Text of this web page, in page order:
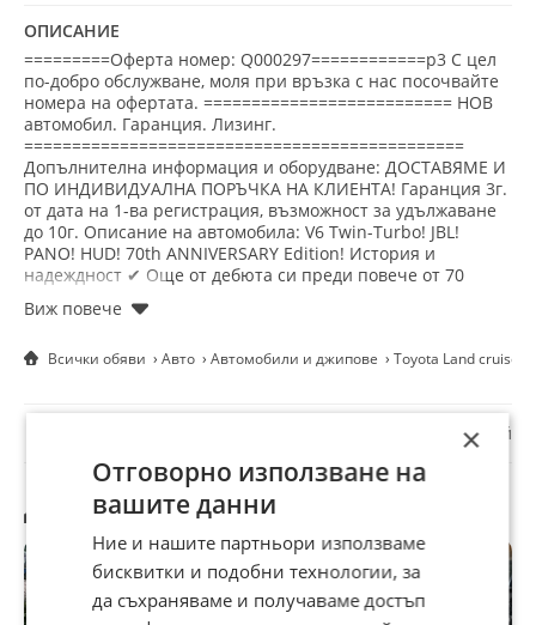
Подгряване на седалките, Серво усилвател на волана,
Автопилот, Централно заключване
ОПИСАНИЕ
=========Оферта номер: Q000297============p3 С цел
по-добро обслужване, моля при връзка с нас посочвайте
номера на офертата. ========================== НОВ
автомобил. Гаранция. Лизинг.
==============================================
Допълнителна информация и оборудване: ДОСТАВЯМЕ И
ПО ИНДИВИДУАЛНА ПОРЪЧКА НА КЛИЕНТА! Гаранция 3г.
от дата на 1-ва регистрация, възможност за удължаване
до 10г. Описание на автомобила: V6 Twin-Turbo! JBL!
PANO! HUD! 70th ANNIVERSARY Edition! История и
надеждност ✔ Още от дебюта си преди повече от 70
на надеждност и мощ. Днес започва нова глава в
Cruiser 300, който се счита за дългоочаквания наследник
Красивите му линии и характерният дизайн на Toyota
създават външен вид, който очарова още от пръв поглед.
В сравнение с други SUV-ове, Toyota Land Cruiser 300
изглежда обикновен и по-голям от традиционните малки
автомобили благодарение на блокировката на трите
диференциала, постоянното задвижване на четирите
колела на системата Torsen AWD, рамковата конструкция
и неделимия заден мост. Надеждност и комфорт ✔
Отворете вратата на Toyota Land Cruiser 300 и ще влезете
Всички обяви Авто Автомобили и джипове Toyota Land cruiser
Докладвай
Другите търсят също
×
Отговорно използване на
вашите данни
Ние и нашите партньори използваме
бисквитки и подобни технологии, за
да съхраняваме и получаваме достъп